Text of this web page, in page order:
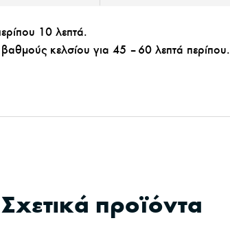
10 λεπτά.
κελσίου για 45 – 60 λεπτά περίπου.
Σχετικά προϊόντα